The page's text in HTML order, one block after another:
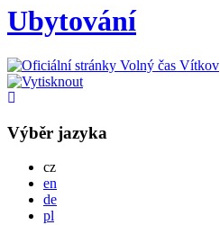
Ubytování
Výběr jazyka
czČesky
en
deDeutsch
pl